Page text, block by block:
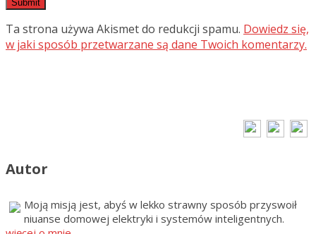
Ta strona używa Akismet do redukcji spamu. Dowiedz się,
w jaki sposób przetwarzane są dane Twoich komentarzy.
Autor
Moją misją jest, abyś w lekko strawny sposób przyswoił
niuanse domowej elektryki i systemów inteligentnych.